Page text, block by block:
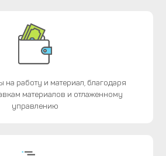
работу и материал, благодаря
материалов и отлаженному
управлению